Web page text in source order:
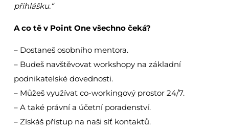
přihlášku.“
A co tě v Point One všechno čeká?
– Dostaneš osobního mentora.
– Budeš navštěvovat workshopy na základní
podnikatelské dovednosti.
– Můžeš využívat co-workingový prostor 24/7.
– A také právní a účetní poradenství.
– Získáš přístup na naši síť kontaktů.